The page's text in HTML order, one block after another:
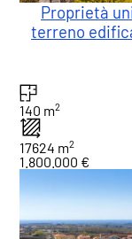
Proprietà
terreno
140 m2
17624 m2
1.800.000 €